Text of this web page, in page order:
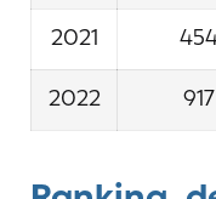
2021
2022